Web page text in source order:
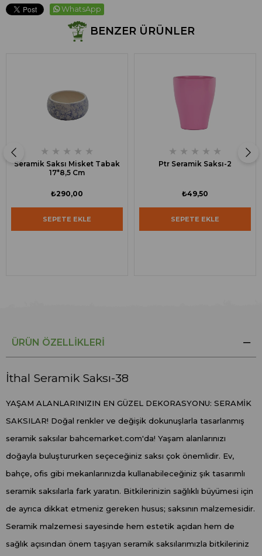
WhatsApp
BENZER ÜRÜNLER
★ ★ ★ ★ ★
Seramik Saksı Misket Tabak
17*8,5 Cm
₺290,00
SEPETE EKLE
★ ★ ★ ★ ★
Ptr Seramik Saksı-2
₺49,50
SEPETE EKLE
ÜRÜN ÖZELLIKLERI
İthal Seramik Saksı-38
YAŞAM ALANLARINIZIN EN GÜZEL DEKORASYONU: SERAMİK
SAKSILAR! Doğal renkler ve değişik dokunuşlarla tasarlanmış
seramik saksılar bahcemarket.com'da! Yaşam alanlarınızı
doğayla buluştururken seçeceğiniz saksı çok önemlidir. Ev,
bahçe, ofis gibi mekanlarınızda kullanabileceğiniz şık tasarımlı
seramik saksılarla fark yaratın. Bitkilerinizin sağlıklı büyümesi için
de ayrıca dikkat etmeniz gereken husus; saksının malzemesidir.
Seramik malzemesi sayesinde hem estetik açıdan hem de
sağlık açısından önem taşıyan seramik saksılarımızla bitkileriniz